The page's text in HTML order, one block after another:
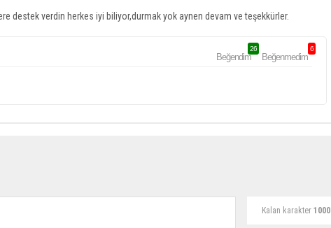
destek verdin herkes iyi biliyor,durmak yok aynen devam ve teşekkürler.
Beğendim
26
Beğenmedim
6
Kalan karakter 1000